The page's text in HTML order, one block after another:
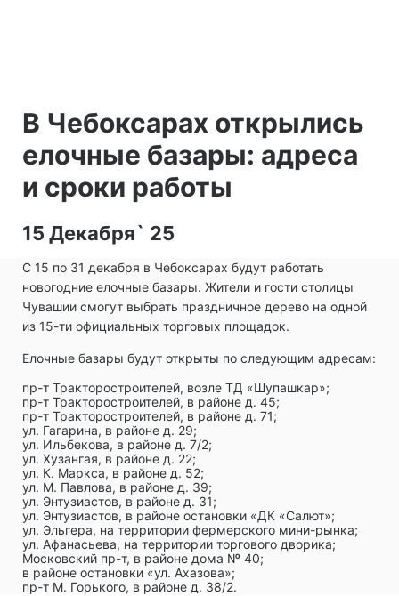
В Чебоксарах открылись
елочные базары: адреса
и сроки работы
15 Декабря` 25
С 15 по 31 декабря в Чебоксарах будут работать
новогодние елочные базары. Жители и гости столицы
Чувашии смогут выбрать праздничное дерево на одной
из 15-ти официальных торговых площадок.
Елочные базары будут открыты по следующим адресам:
пр-т Тракторостроителей, возле ТД «Шупашкар»;
пр-т Тракторостроителей, в районе д. 45;
пр-т Тракторостроителей, в районе д. 71;
ул. Гагарина, в районе д. 29;
ул. Ильбекова, в районе д. 7/2;
ул. Хузангая, в районе д. 22;
ул. К. Маркса, в районе д. 52;
ул. М. Павлова, в районе д. 39;
ул. Энтузиастов, в районе д. 31;
ул. Энтузиастов, в районе остановки «ДК «Салют»;
ул. Эльгера, на территории фермерского мини-рынка;
ул. Афанасьева, на территории торгового дворика;
Московский пр-т, в районе дома № 40;
в районе остановки «ул. Ахазова»;
пр-т М. Горького, в районе д. 38/2.